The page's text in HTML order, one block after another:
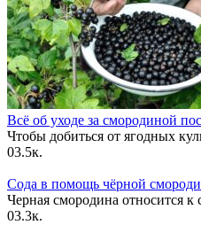
Всё об уходе за смородиной
Чтобы добиться от ягодных
03.5к.
Сода в помощь чёрной
Черная смородина относится
03.3к.